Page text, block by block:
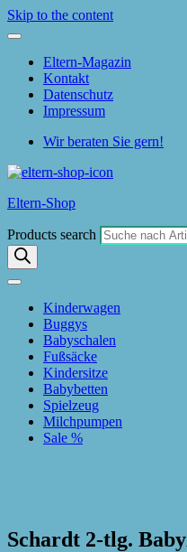
Skip to the content
Eltern-Magazin
Kontakt
Datenschutz
Impressum
Wir beraten Sie gern!
Eltern-Shop
Products search
Kinderwagen
Buggys
Babyschalen
Fußsäcke
Kindersitze
Babybetten
Spielzeug
Milchpumpen
Sale %
Schardt 2-tlg.